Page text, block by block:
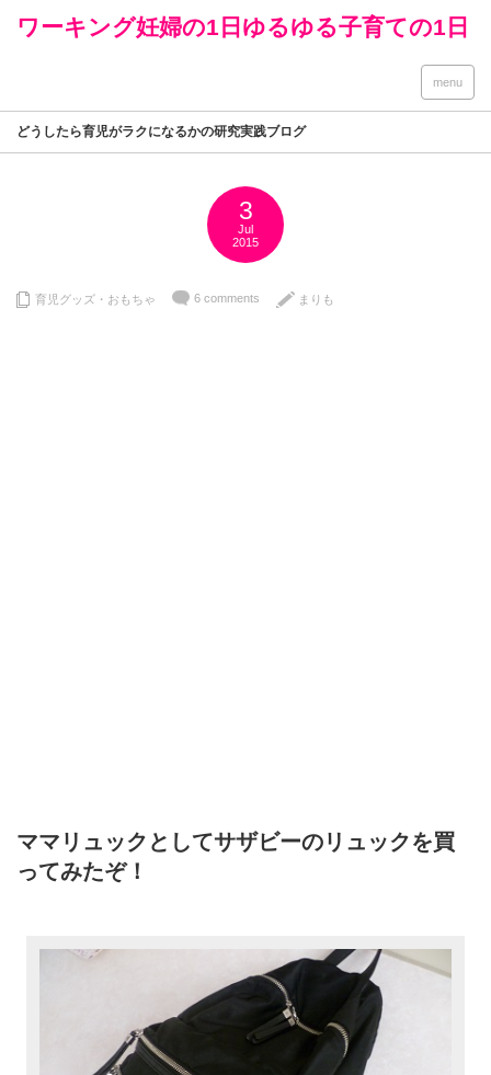
ワーキング妊婦の1日ゆるゆる子育ての1日
menu
どうしたら育児がラクになるかの研究実践ブログ
3
Jul
2015
育児グッズ・おもちゃ 6 comments まりも
ママリュックとしてサザビーのリュックを買
ってみたぞ！